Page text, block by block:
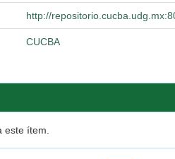
http://
CUCBA
este ítem.